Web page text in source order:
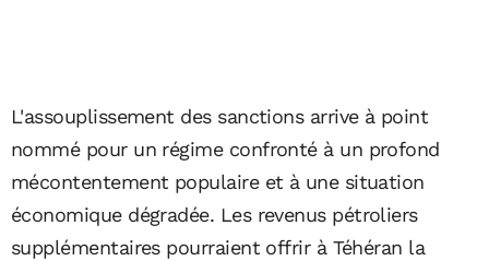
L'assouplissement des sanctions arrive à point
nommé pour un régime confronté à un profond
mécontentement populaire et à une situation
économique dégradée. Les revenus pétroliers
supplémentaires pourraient offrir à Téhéran la